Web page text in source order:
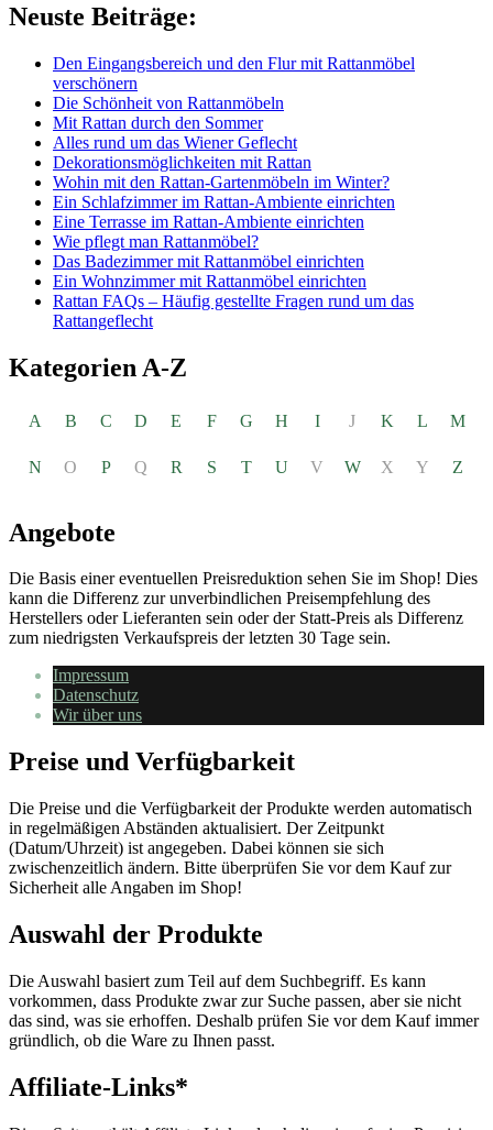
Neuste Beiträge:
Den Eingangsbereich und den Flur mit Rattanmöbel
verschönern
Die Schönheit von Rattanmöbeln
Mit Rattan durch den Sommer
Alles rund um das Wiener Geflecht
Dekorationsmöglichkeiten mit Rattan
Wohin mit den Rattan-Gartenmöbeln im Winter?
Ein Schlafzimmer im Rattan-Ambiente einrichten
Eine Terrasse im Rattan-Ambiente einrichten
Wie pflegt man Rattanmöbel?
Das Badezimmer mit Rattanmöbel einrichten
Ein Wohnzimmer mit Rattanmöbel einrichten
Rattan FAQs – Häufig gestellte Fragen rund um das
Rattangeflecht
Kategorien A-Z
A B C D E F G H I J K L M
N O P Q R S T U V W X Y Z
Angebote
Die Basis einer eventuellen Preisreduktion sehen Sie im Shop! Dies
kann die Differenz zur unverbindlichen Preisempfehlung des
Herstellers oder Lieferanten sein oder der Statt-Preis als Differenz
zum niedrigsten Verkaufspreis der letzten 30 Tage sein.
Impressum
Datenschutz
Wir über uns
Preise und Verfügbarkeit
Die Preise und die Verfügbarkeit der Produkte werden automatisch
in regelmäßigen Abständen aktualisiert. Der Zeitpunkt
(Datum/Uhrzeit) ist angegeben. Dabei können sie sich
zwischenzeitlich ändern. Bitte überprüfen Sie vor dem Kauf zur
Sicherheit alle Angaben im Shop!
Auswahl der Produkte
Die Auswahl basiert zum Teil auf dem Suchbegriff. Es kann
vorkommen, dass Produkte zwar zur Suche passen, aber sie nicht
das sind, was sie erhoffen. Deshalb prüfen Sie vor dem Kauf immer
gründlich, ob die Ware zu Ihnen passt.
Affiliate-Links*